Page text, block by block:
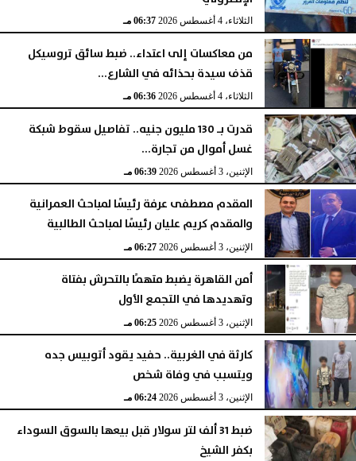
الثلاثاء، 4 أغسطس 2026 06:37 مـ
من معاكسات إلى اعتداء.. ضبط سائق تروسيكل
قذف سيدة بحذائه في الشارع...
الثلاثاء، 4 أغسطس 2026 06:36 مـ
قدرت بـ 130 مليون جنيه.. تفاصيل سقوط شبكة
غسل أموال من تجارة...
الإثنين، 3 أغسطس 2026 06:39 مـ
المقدم مصطفى عرفة رئيسًا لمباحث العمرانية
والمقدم كريم عليان رئيسًا لمباحث الطالبية
الإثنين، 3 أغسطس 2026 06:27 مـ
أمن القاهرة يضبط متهمًا بالتحرش بفتاة
وتهديدها في التجمع الأول
الإثنين، 3 أغسطس 2026 06:25 مـ
كارثة في الغربية.. حفيد يقود أتوبيس جده
ويتسبب في وفاة شخص
الإثنين، 3 أغسطس 2026 06:24 مـ
ضبط 31 ألف لتر سولار قبل بيعها بالسوق السوداء
بكفر الشيخ